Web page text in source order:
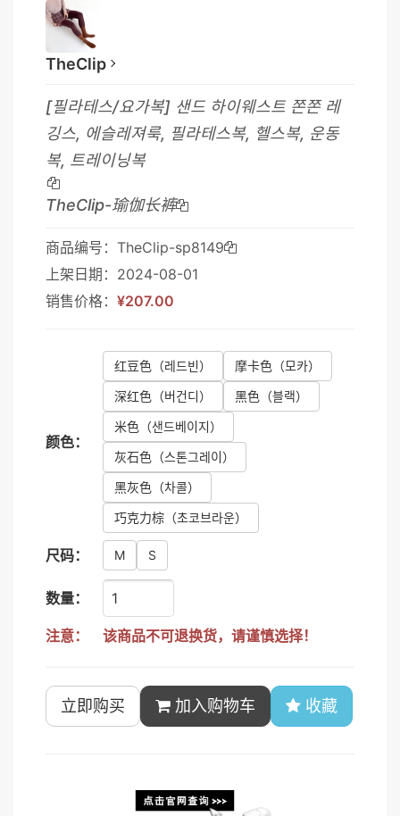
TheClip
[필라테스/요가복] 샌드 하이웨스트 쫀쫀 레
깅스, 에슬레져룩, 필라테스복, 헬스복, 운동
복, 트레이닝복
TheClip-瑜伽长裤
商品编号：TheClip-sp8149
上架日期：2024-08-01
销售价格： ¥207.00
颜色：
红豆色 （레드빈） 摩卡色 （모카）
深红色 （버건디） 黑色 （블랙）
米色 （샌드베이지）
灰石色 （스톤그레이）
黑灰色 （차콜）
巧克力棕 （초코브라운）
尺码： M S
数量：
注意： 该商品不可退换货，请谨慎选择！
立即购买 加入购物车 收藏